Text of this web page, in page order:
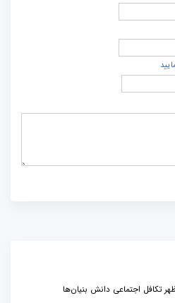
تکافل اجتماعی دانش بنیان‌ها